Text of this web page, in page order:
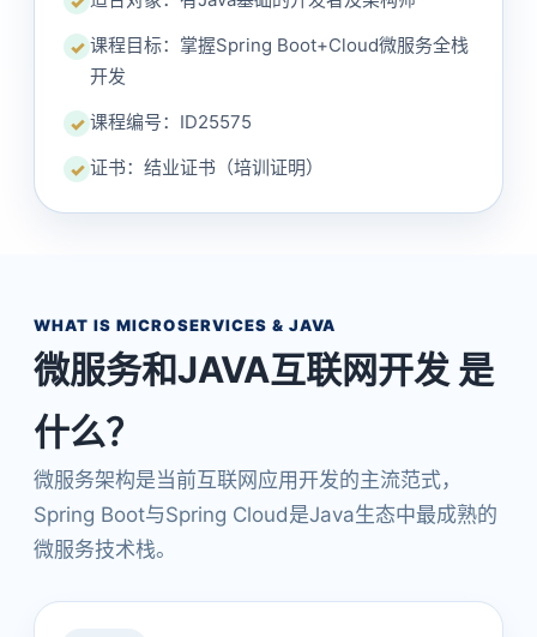
✓ 课程目标：掌握Spring Boot+Cloud微服务全栈
开发
✓ 课程编号：ID25575
✓ 证书：结业证书（培训证明）
WHAT IS MICROSERVICES & JAVA
微服务和JAVA互联网开发 是
什么？
微服务架构是当前互联网应用开发的主流范式，
Spring Boot与Spring Cloud是Java生态中最成熟的
微服务技术栈。